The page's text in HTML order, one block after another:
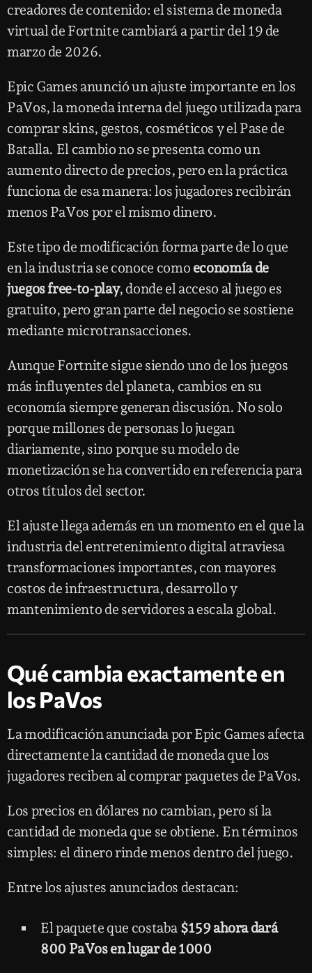
creadores de contenido: el sistema de moneda
virtual de Fortnite cambiará a partir del 19 de
marzo de 2026.
Epic Games anunció un ajuste importante en los
PaVos, la moneda interna del juego utilizada para
comprar skins, gestos, cosméticos y el Pase de
Batalla. El cambio no se presenta como un
aumento directo de precios, pero en la práctica
funciona de esa manera: los jugadores recibirán
menos PaVos por el mismo dinero.
Este tipo de modificación forma parte de lo que
en la industria se conoce como economía de
juegos free-to-play, donde el acceso al juego es
gratuito, pero gran parte del negocio se sostiene
mediante microtransacciones.
Aunque Fortnite sigue siendo uno de los juegos
más influyentes del planeta, cambios en su
economía siempre generan discusión. No solo
porque millones de personas lo juegan
diariamente, sino porque su modelo de
monetización se ha convertido en referencia para
otros títulos del sector.
El ajuste llega además en un momento en el que la
industria del entretenimiento digital atraviesa
transformaciones importantes, con mayores
costos de infraestructura, desarrollo y
mantenimiento de servidores a escala global.
Qué cambia exactamente en
los PaVos
La modificación anunciada por Epic Games afecta
directamente la cantidad de moneda que los
jugadores reciben al comprar paquetes de PaVos.
Los precios en dólares no cambian, pero sí la
cantidad de moneda que se obtiene. En términos
simples: el dinero rinde menos dentro del juego.
Entre los ajustes anunciados destacan:
El paquete que costaba $159 ahora dará
800 PaVos en lugar de 1000